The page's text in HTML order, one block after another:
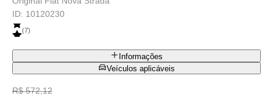
ID: 10120230
(7)
Informações
Veículos aplicáveis
R$ 572,12